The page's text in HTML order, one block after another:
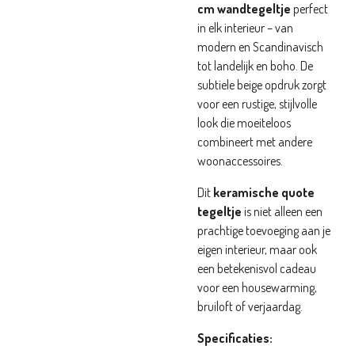
cm wandtegeltje perfect
in elk interieur – van
modern en Scandinavisch
tot landelijk en boho. De
subtiele beige opdruk zorgt
voor een rustige, stijlvolle
look die moeiteloos
combineert met andere
woonaccessoires.
Dit keramische quote
tegeltje is niet alleen een
prachtige toevoeging aan je
eigen interieur, maar ook
een betekenisvol cadeau
voor een housewarming,
bruiloft of verjaardag.
Specificaties: